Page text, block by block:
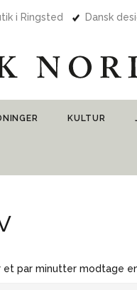
i Ringsted Dansk
KULTUR
par minutter modtage